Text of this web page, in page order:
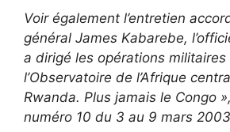
Voir également l’entretien
général James Kabarebe,
a dirigé les opérations militaires
l’Observatoire de l’Afrique
Rwanda. Plus jamais le Congo
numéro 10 du 3 au 9 mars